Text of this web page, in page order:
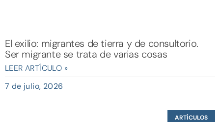
El exilio: migrantes de tierra y de consultorio.
Ser migrante se trata de varias cosas
LEER ARTÍCULO »
7 de julio, 2026
ARTÍCULOS